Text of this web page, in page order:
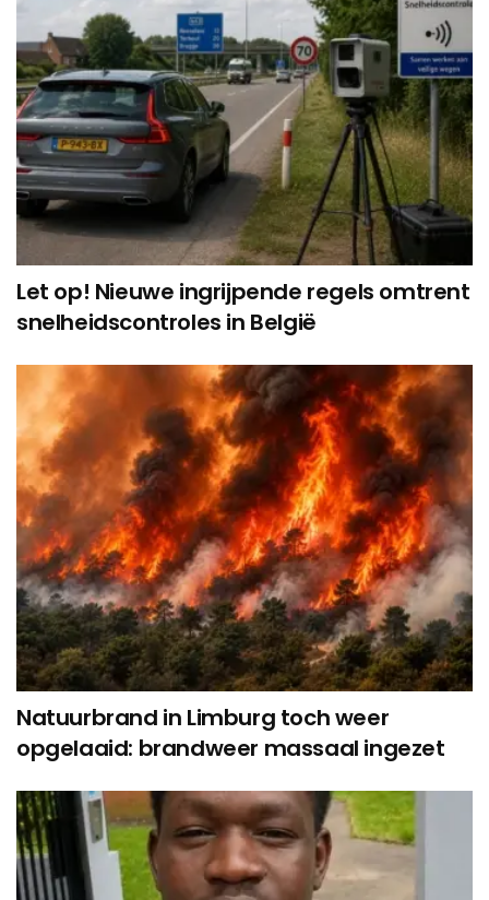
Let op! Nieuwe ingrijpende regels omtrent
snelheidscontroles in België
Natuurbrand in Limburg toch weer
opgelaaid: brandweer massaal ingezet